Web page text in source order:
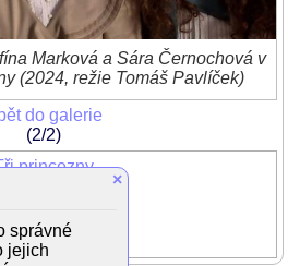
Marková a Sára Černochová v
(2024, režie Tomáš Pavlíček)
do galerie
(2/2)
princezny
Šlajerová
×
správné
jejich